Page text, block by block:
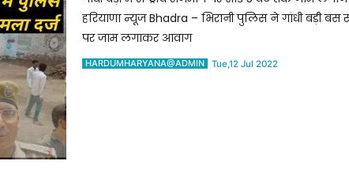
हरियाणा न्यूज Bhadra – भिरानी पुलिस ने गांधी बड़ी बस
पर जाम लगाकर आवाग
HARDUMHARYANA@ADMIN Tue,12 Jul 2022